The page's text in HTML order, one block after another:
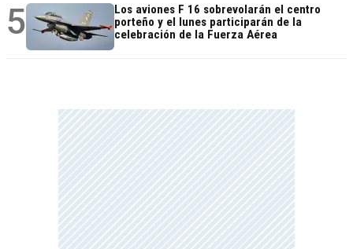
5
Los aviones F 16 sobrevolarán el centro
porteño y el lunes participarán de la
celebración de la Fuerza Aérea